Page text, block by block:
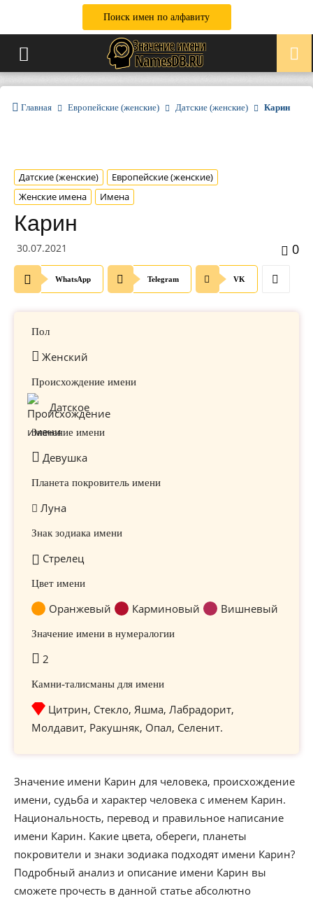
Поиск имен по алфавиту
Главная Европейские (женские) Датские (женские) Карин
Датские (женские)
Европейские (женские)
Женские имена
Имена
Карин
30.07.2021 0
WhatsApp Telegram VK
Пол
Женский
Происхождение имени
Датское
Значение имени
Девушка
Планета покровитель имени
Луна
Знак зодиака имени
Стрелец
Цвет имени
Оранжевый Карминовый Вишневый
Значение имени в нумералогии
2
Камни-талисманы для имени
Цитрин, Стекло, Яшма, Лабрадорит,
Молдавит, Ракушняк, Опал, Селенит.
Значение имени Карин для человека, происхождение
имени, судьба и характер человека с именем Карин.
Национальность, перевод и правильное написание
имени Карин. Какие цвета, обереги, планеты
покровители и знаки зодиака подходят имени Карин?
Подробный анализ и описание имени Карин вы
сможете прочесть в данной статье абсолютно